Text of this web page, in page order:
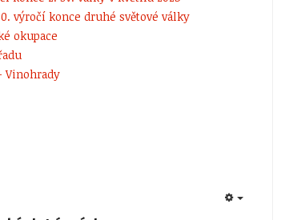
výročí konce druhé světové války
okupace
Vinohrady